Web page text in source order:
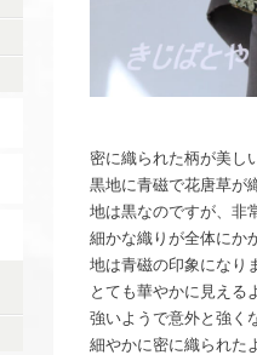
密に織られた柄が美し
黒地に青磁で花唐草が
地は黒なのですが、非
細かな織りが全体にか
地は青磁の印象になり
とても華やかに見える
強いようで意外と強く
細やかに密に織られた